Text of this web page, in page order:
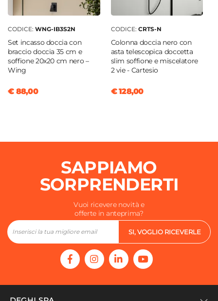
CODICE: WNG-IB3S2N
Set incasso doccia con
braccio doccia 35 cm e
soffione 20x20 cm nero –
Wing
€ 88,00
CODICE: CRTS-N
Colonna doccia nero con
asta telescopica doccetta
slim soffione e miscelatore
2 vie - Cartesio
€ 128,00
SAPPIAMO
SORPRENDERTI
Vuoi ricevere novità e
offerte in anteprima?
SI, VOGLIO RICEVERLE